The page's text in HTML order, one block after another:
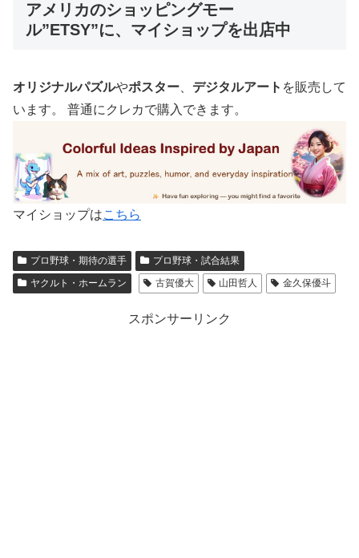
アメリカのショッピングモー
ル”ETSY”に、マイショップを出店中
オリジナルパズルやポスター デジタルアート を販売して
います。 普通にクレカで購入できます。
マイショップはこちら
プロ野球・期待の選手
プロ野球・試合結果
ヤクルト・ホームラン
古賀優大 山田哲人 金久保優斗
スポンサーリンク